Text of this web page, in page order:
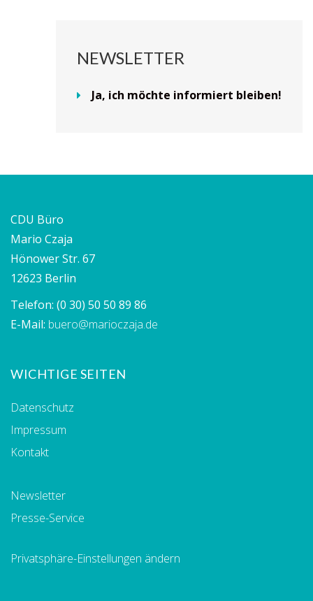
NEWSLETTER
Ja, ich möchte informiert bleiben!
CDU Büro
Mario Czaja
Hönower Str. 67
12623 Berlin
Telefon: (0 30) 50 50 89 86
E-Mail: buero@marioczaja.de
WICHTIGE SEITEN
Datenschutz
Impressum
Kontakt
Newsletter
Presse-Service
Privatsphäre-Einstellungen ändern